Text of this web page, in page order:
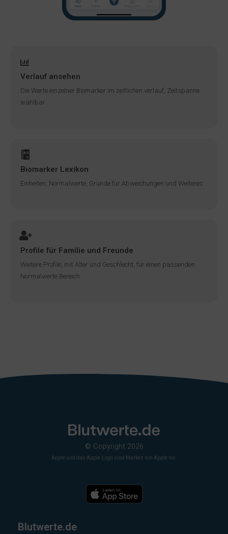
Verlauf ansehen
Die Werte einzelner Biomarker im zeitlichen verlauf, Zeitspanne
wählbar
Biomarker Lexikon
Einheiten, Normalwerte, Gründe für Abweichungen und Weiteres
Profile für Familie und Freunde
Weitere Profile, mit Alter und Geschlecht, für einen passenden
Normalwerte Bereich
© Copyright 2026
Apple und das Apple-Logo sind Marken von Apple Inc.
Blutwerte.de